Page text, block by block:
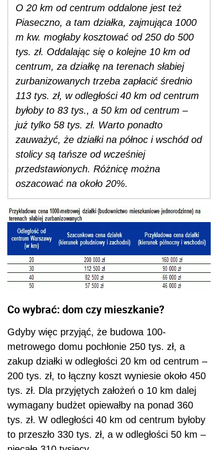
O 20 km od centrum oddalone jest też
Piaseczno, a tam działka, zajmująca 1000
m kw. mogłaby kosztować od 250 do 500
tys. zł. Oddalając się o kolejne 10 km od
centrum, za działkę na terenach słabiej
zurbanizowanych trzeba zapłacić średnio
113 tys. zł, w odległości 40 km od centrum
byłoby to 83 tys., a 50 km od centrum –
już tylko 58 tys. zł. Warto ponadto
zauważyć, że działki na północ i wschód od
stolicy są tańsze od wcześniej
przedstawionych. Różnicę można
oszacować na około 20%.
Co wybrać: dom czy mieszkanie?
Gdyby więc przyjąć, że budowa 100-
metrowego domu pochłonie 250 tys. zł, a
zakup działki w odległości 20 km od centrum –
200 tys. zł, to łączny koszt wyniesie około 450
tys. zł. Dla przyjętych założeń o 10 km dalej
wymagany budżet opiewałby na ponad 360
tys. zł. W odległości 40 km od centrum byłoby
to przeszło 330 tys. zł, a w odległości 50 km –